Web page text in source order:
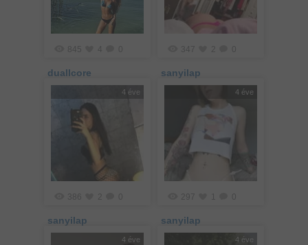
845
duallcore
347 2
sanyilap
4 éve
386 2
sanyilap
4 éve
297
sanyilap
4 éve 4 éve